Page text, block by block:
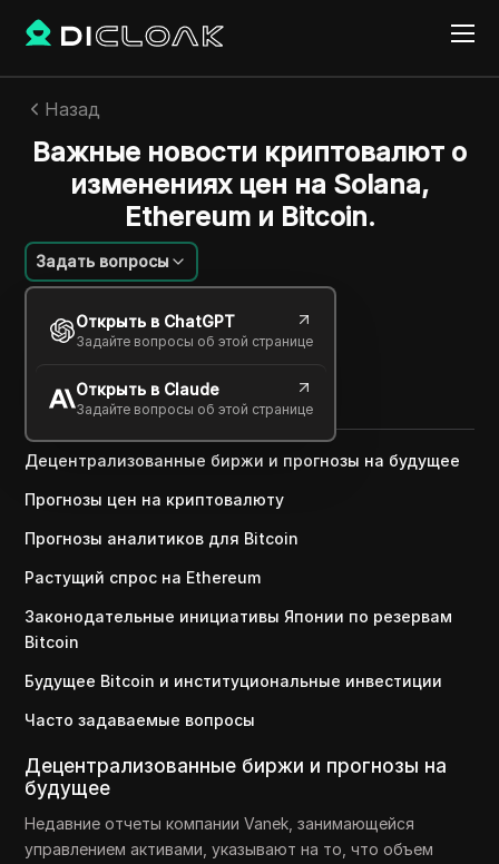
Назад
Важные новости криптовалют о
изменениях цен на Solana,
Ethereum и Bitcoin.
Задать вопросы
Открыть в ChatGPT
Задайте вопросы об этой странице
Открыть в Claude
Задайте вопросы об этой странице
Екатерина Иванова
01 янв. 2025 2 минут
Copy Link
Децентрализованные биржи и прогнозы на будущее
Прогнозы цен на криптовалюту
Прогнозы аналитиков для Bitcoin
Растущий спрос на Ethereum
Законодательные инициативы Японии по резервам
Bitcoin
Будущее Bitcoin и институциональные инвестиции
Часто задаваемые вопросы
Децентрализованные биржи и прогнозы на
будущее
Недавние отчеты компании Vanek, занимающейся
управлением активами, указывают на то, что объем